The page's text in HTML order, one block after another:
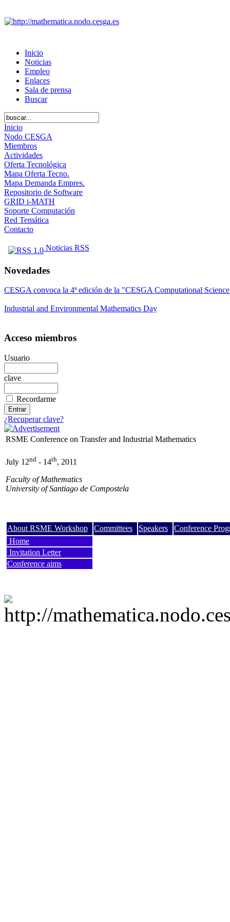
Inicio
Noticias
Empleo
Enlaces
Sala de prensa
Buscar
Inicio
Nodo CESGA
Miembros
Actividades
Oferta Tecnológica
Mapa Oferta Tecno.
Mapa Demanda Empres.
Repositorio de Software
GRID i-MATH
Soporte Computación
Red Temática
Contacto
Noticias RSS
Novedades
CESGA convoca la 4ª edición de la "CESGA Computational
Industrial and Environmental Mathematics Day
Acceso miembros
Usuario
clave
Recordarme
¿Recuperar clave?
RSME Conference on Transfer and Industrial Mathematics
July 12nd - 14th, 2011
Faculty of Mathematics
University of Santiago de Compostela
About RSME Workshop Committees Speakers
Conference
Home
Invitation Letter
Conference aims